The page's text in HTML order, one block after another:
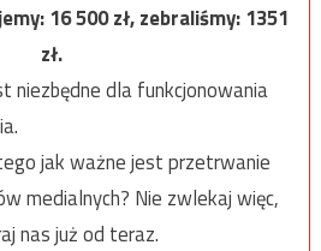
16 500zł, zebraliśmy:1351
zł.
niezbędne dla funkcjonowania
jak ważne jest przetrwanie
medialnych? Nie zwlekaj więc,
nas już od teraz.